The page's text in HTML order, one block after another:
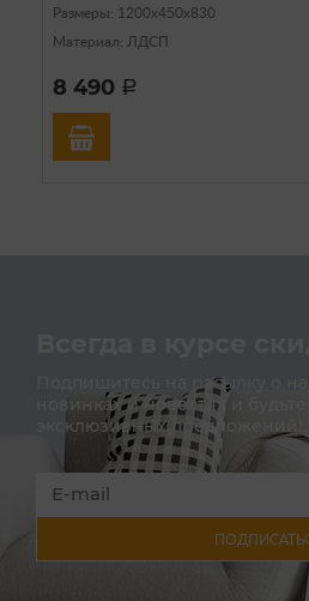
Размеры: 1200х450х830
Материал: ЛДСП
8 490 a
Всегда в курсе
Подпишитесь на расылку о
новинках и новостях и
эксклюзивных предложений!